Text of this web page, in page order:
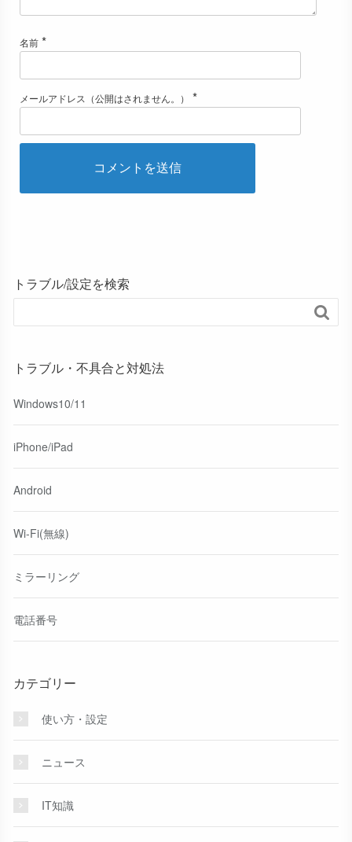
名前 *
メールアドレス（公開はされません。） *
トラブル/設定を検索

トラブル・不具合と対処法
Windows10/11
iPhone/iPad
Android
Wi-Fi(無線)
ミラーリング
電話番号
カテゴリー
使い方・設定
ニュース
IT知識